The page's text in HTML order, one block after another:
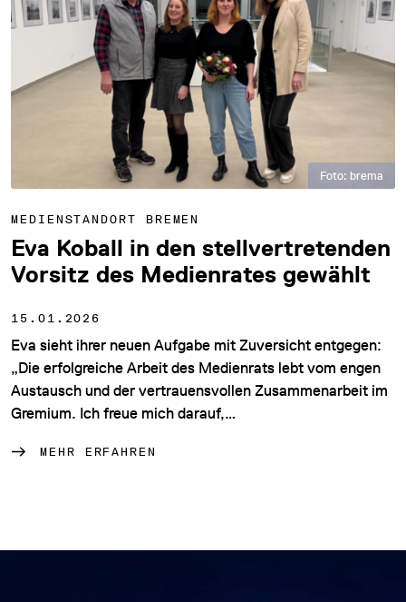
Foto: brema
MEDIENSTANDORT BREMEN
Eva Koball in den stellvertretenden
Vorsitz des Medienrates gewählt
15.01.2026
Eva sieht ihrer neuen Aufgabe mit Zuversicht entgegen:
„Die erfolgreiche Arbeit des Medienrats lebt vom engen
Austausch und der vertrauensvollen Zusammenarbeit im
Gremium. Ich freue mich darauf,…
MEHR ERFAHREN